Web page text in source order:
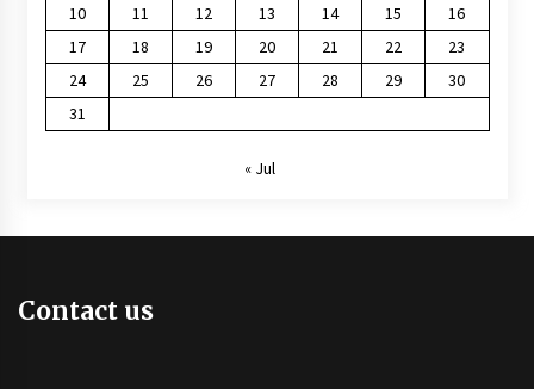
10
11 12 13 14 15
16
17
18 19 20 21 22
23
24
25 26 27 28 29
30
31
« Jul
Contact us